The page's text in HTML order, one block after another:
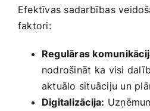
Efektīvas ​sadarbības
faktori:
Regulāras
nodrošināt⁢ ka visi‍
aktuālo situāciju un
Digitalizācija: